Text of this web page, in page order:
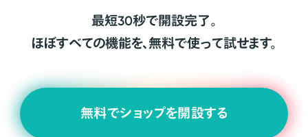
最短30秒で開設完了。
ほぼすべての機能を、無料で使って試せます。
無料でショップを開設する